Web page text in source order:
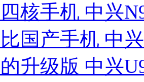
核手机 中兴
国产手机 中
升级版 中兴